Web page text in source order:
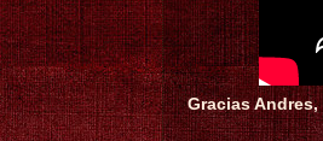
Gracias Andres,